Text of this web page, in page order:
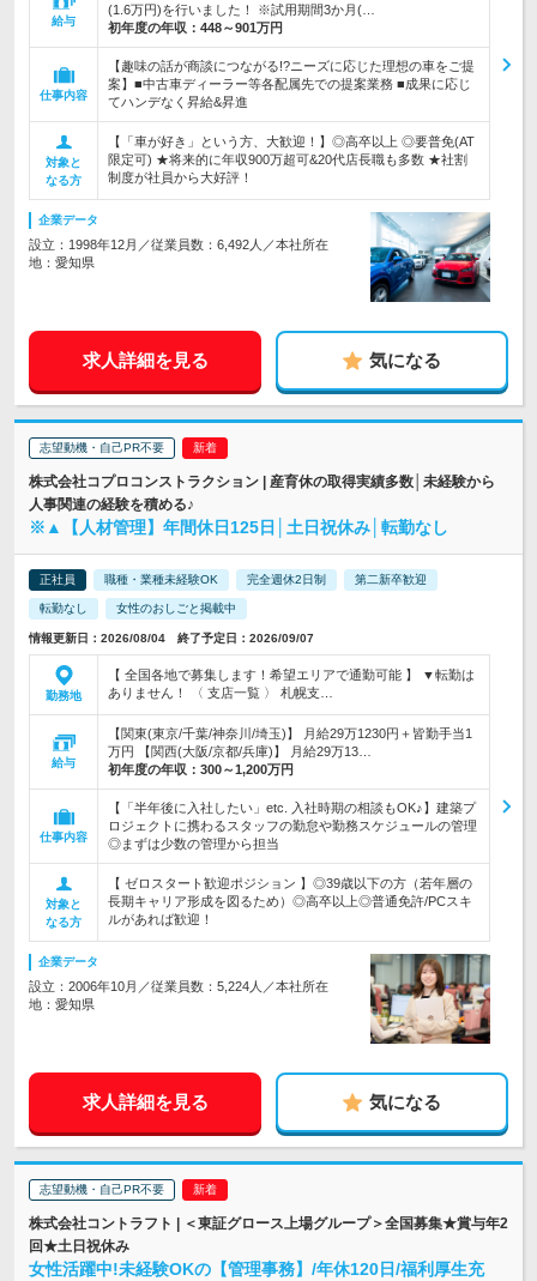
給与
(1.6万円)を行いました！ ※試用期間3か月(…
初年度の年収： 448～901万円
仕事内容
【趣味の話が商談につながる!?ニーズに応じた理想の車をご提
案】■中古車ディーラー等各配属先での提案業務 ■成果に応じ
てハンデなく昇給&昇進
対象と
なる方
【「車が好き」という方、大歓迎！】◎高卒以上 ◎要普免(AT
限定可) ★将来的に年収900万超可&20代店長職も多数 ★社割
制度が社員から大好評！
企業データ
設立：1998年12月／従業員数：6,492人／本社所在
地：愛知県
求人詳細を見る 気になる
志望動機・自己PR不要
株式会社コプロコンストラクション | 産育休の取得実績多数│未経験から
人事関連の経験を積める♪
※▲【人材管理】年間休日125日│土日祝休み│転勤なし
正社員 職種・業種未経験OK 完全週休2日制 第二新卒歓迎
転勤なし 女性のおしごと掲載中
情報更新日：2026/08/04 終了予定日：2026/09/07
勤務地
【 全国各地で募集します！希望エリアで通勤可能 】 ▼転勤は
ありません！ 〈 支店一覧 〉 札幌支…
給与
【関東(東京/千葉/神奈川/埼玉)】 月給29万1230円＋皆勤手当1
万円 【関西(大阪/京都/兵庫)】 月給29万13…
初年度の年収： 300～1,200万円
仕事内容
【「半年後に入社したい」etc. 入社時期の相談もOK♪】建築プ
ロジェクトに携わるスタッフの勤怠や勤務スケジュールの管理
◎まずは少数の管理から担当
対象と
なる方
【 ゼロスタート歓迎ポジション 】◎39歳以下の方（若年層の
長期キャリア形成を図るため）◎高卒以上◎普通免許/PCスキ
ルがあれば歓迎！
企業データ
設立：2006年10月／従業員数：5,224人／本社所在
地：愛知県
求人詳細を見る 気になる
志望動機・自己PR不要
株式会社コントラフト | ＜東証グロース上場グループ＞全国募集★賞与年2
回★土日祝休み
女性活躍中!未経験OKの【管理事務】/年休120日/福利厚生充